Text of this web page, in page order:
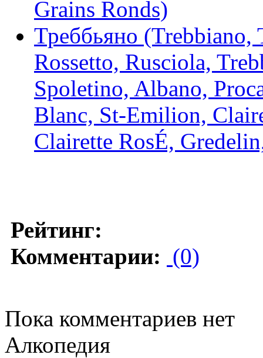
Grains Ronds)
Треббьяно (Trebbiano,
Rossetto, Rusciola,
Spoletino, Albano,
Blanc, St-Emilion,
Clairette RosÉ,
Рейтинг:
Комментарии: (0)
Пока комментариев нет
Алкопедия